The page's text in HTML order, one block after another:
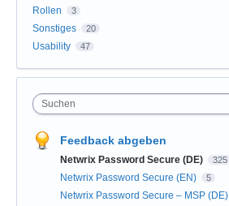
Rollen 3
Sonstiges 20
Usability 47
Suchen
Feedback abgeben
Netwrix Password Secure (DE) 325
Netwrix Password Secure (EN) 5
Netwrix Password Secure – MSP (DE)